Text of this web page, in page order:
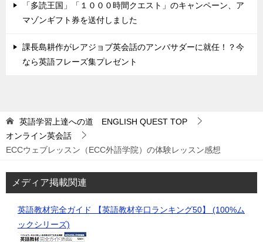
「多読王国」「１０００時間クエスト」のキャンペーン、ア
マゾンギフト券を送付しました
課長島耕作がレアジョブ英会話のアンバサダーに就任！？今
なら英語フレーズ集プレゼント
英語学習上達への道 ENGLISH QUEST TOP
オンライン英会話
ECCウェブレッスン（ECC外語学院）の体験レッスン感想
メディア掲載関連
英語教材完全ガイド 【英語教材辛口ランキング50】 (100%ム
ックシリーズ)